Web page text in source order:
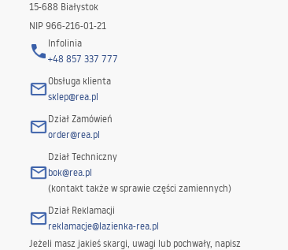
15-688 Białystok
NIP 966-216-01-21
Infolinia
+48 857 337 777
Obsługa klienta
sklep@rea.pl
Dział Zamówień
order@rea.pl
Dział Techniczny
bok@rea.pl
(kontakt także w sprawie części zamiennych)
Dział Reklamacji
reklamacje@lazienka-rea.pl
Jeżeli masz jakieś skargi, uwagi lub pochwały, napisz